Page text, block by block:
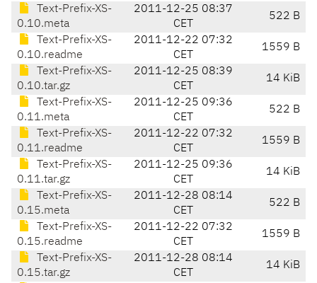
Text-Prefix-XS-
0.10.meta
2011-12-25 08:37
CET
522 B
Text-Prefix-XS-
0.10.readme
2011-12-22 07:32
CET
1559 B
Text-Prefix-XS-
0.10.tar.gz
2011-12-25 08:39
CET
14 KiB
Text-Prefix-XS-
0.11.meta
2011-12-25 09:36
CET
522 B
Text-Prefix-XS-
0.11.readme
2011-12-22 07:32
CET
1559 B
Text-Prefix-XS-
0.11.tar.gz
2011-12-25 09:36
CET
14 KiB
Text-Prefix-XS-
0.15.meta
2011-12-28 08:14
CET
522 B
Text-Prefix-XS-
0.15.readme
2011-12-22 07:32
CET
1559 B
Text-Prefix-XS-
0.15.tar.gz
2011-12-28 08:14
CET
14 KiB